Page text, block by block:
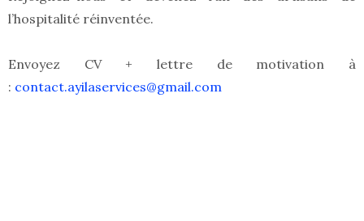
l’hospitalité réinventée.
Envoyez CV + lettre de motivation à
: contact.ayilaservices@gmail.com